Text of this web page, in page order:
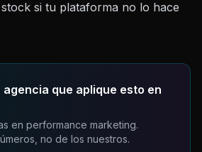
si tu plataforma no lo hace
que aplique esto en
en performance marketing.
no de los nuestros.